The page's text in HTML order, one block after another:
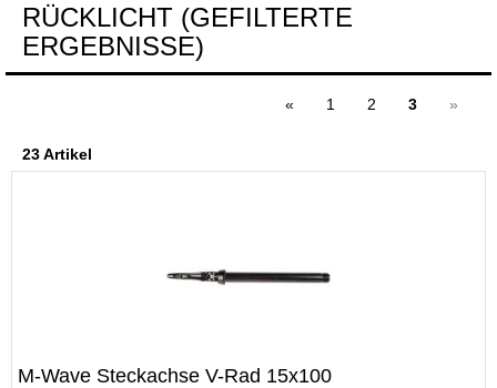
RÜCKLICHT (GEFILTERTE
ERGEBNISSE)
« 1 2 3 »
23 Artikel
M-Wave Steckachse V-Rad 15x100